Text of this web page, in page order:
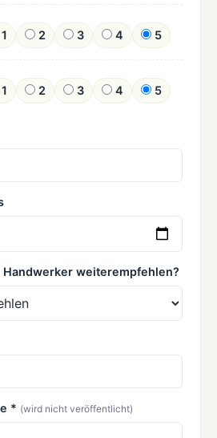
1 2 3 4 5
1 2 3 4 5
weiterempfehlen?
* (wird nicht veröffentlicht)